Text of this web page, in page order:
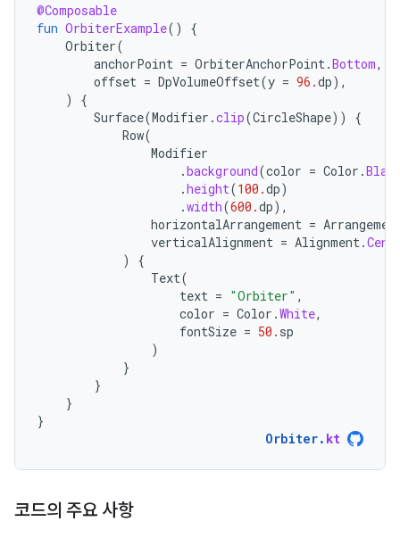
@Composable
fun OrbiterExample()
{
Orbiter(
anchorPoint = OrbiterAnchorPoint .Bottom,
offset = DpVolumeOffset(y = 96.dp),
)
{
Surface(Modifier .clip(CircleShape))
{
Row(
Modifier
.background(color = Color .
.height(100.dp)
.width(600.dp),
horizontalArrangement =
verticalAlignment = Alignment .
)
{
Text(
text = "Orbiter" ,
color = Color .White,
fontSize = 50. sp
)
}
}
}
}
Orbiter. kt
코드의 주요 사항